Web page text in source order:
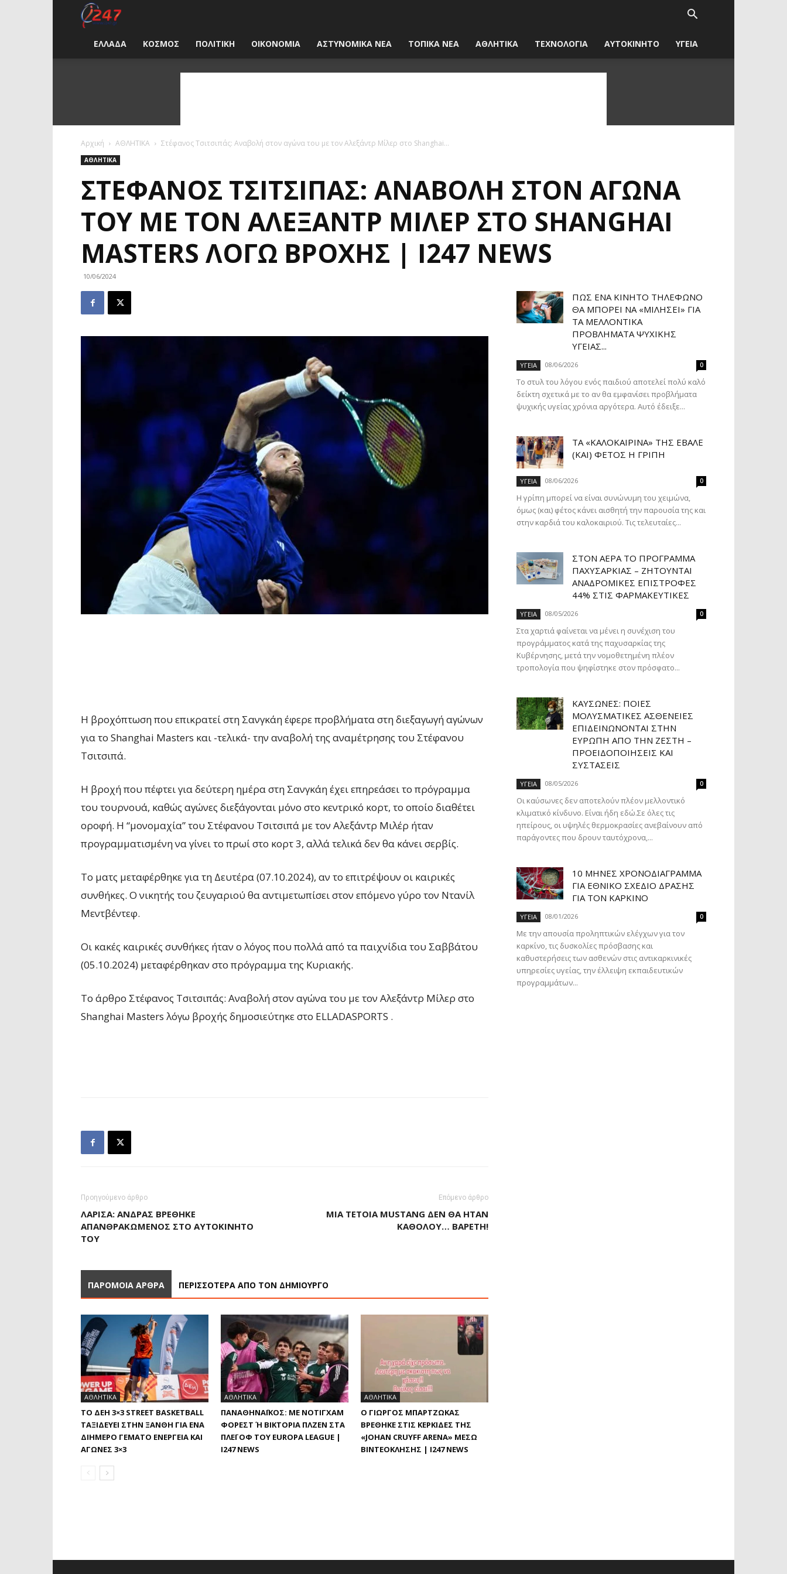
i247
News
ΕΛΛΑΔΑ ΚΟΣΜΟΣ ΠΟΛΙΤΙΚΗ ΟΙΚΟΝΟΜΙΑ ΑΣΤΥΝΟΜΙΚΑ ΝΕΑ ΤΟΠΙΚΑ ΝΕΑ ΑΘΛΗΤΙΚΑ ΤΕΧΝΟΛΟΓΙΑ ΑΥΤΟΚΙΝΗΤΟ ΥΓΕΙΑ
Αρχική ΑΘΛΗΤΙΚΑ Στέφανος Τσιτσιπάς: Αναβολή στον αγώνα του με τον Αλεξάντρ Μίλερ στο Shanghai...
ΑΘΛΗΤΙΚΑ
ΣΤΈΦΑΝΟΣ ΤΣΙΤΣΙΠΆΣ: ΑΝΑΒΟΛΉ ΣΤΟΝ ΑΓΏΝΑ
ΤΟΥ ΜΕ ΤΟΝ ΑΛΕΞΆΝΤΡ ΜΊΛΕΡ ΣΤΟ SHANGHAI
MASTERS ΛΌΓΩ ΒΡΟΧΉΣ | I247 NEWS
10/06/2024
Η βροχόπτωση που επικρατεί στη Σανγκάη έφερε προβλήματα στη διεξαγωγή αγώνων
για το Shanghai Masters και -τελικά- την αναβολή της αναμέτρησης του Στέφανου
Τσιτσιπά.
Η βροχή που πέφτει για δεύτερη ημέρα στη Σανγκάη έχει επηρεάσει το πρόγραμμα
του τουρνουά, καθώς αγώνες διεξάγονται μόνο στο κεντρικό κορτ, το οποίο διαθέτει
οροφή. Η “μονομαχία” του Στέφανου Τσιτσιπά με τον Αλεξάντρ Μιλέρ ήταν
προγραμματισμένη να γίνει το πρωίστο κορτ 3, αλλά τελικά δεν θα κάνει σερβίς.
Το ματς μεταφέρθηκε για τη Δευτέρα (07.10.2024), αν το επιτρέψουν οι καιρικές
συνθήκες. Ο νικητής του ζευγαριού θα αντιμετωπίσει στον επόμενο γύρο τον Ντανίλ
Μεντβέντεφ.
Οι κακές καιρικές συνθήκες ήταν ο λόγος που πολλά από τα παιχνίδια του Σαββάτου
(05.10.2024) μεταφέρθηκαν στο πρόγραμμα της Κυριακής.
To άρθρο Στέφανος Τσιτσιπάς: Αναβολή στον αγώνα του με τον Αλεξάντρ Μίλερ στο
Shanghai Masters λόγω βροχής δημοσιεύτηκε στο ELLADASPORTS .
Προηγούμενο άρθρο
ΛΆΡΙΣΑ: ΆΝΔΡΑΣ ΒΡΈΘΗΚΕ
ΑΠΑΝΘΡΑΚΩΜΈΝΟΣ ΣΤΟ ΑΥΤΟΚΊΝΗΤΌ
ΤΟΥ
Επόμενο άρθρο
ΜΙΑ ΤΈΤΟΙΑ MUSTANG ΔΕΝ ΘΑ ΉΤΑΝ
ΚΑΘΌΛΟΥ… ΒΑΡΕΤΉ!
ΠΑΡΟΜΟΙΑ ΑΡΘΡΑ ΠΕΡΙΣΣΟΤΕΡΑ ΑΠΟ ΤΟΝ ΔΗΜΙΟΥΡΓΟ
ΑΘΛΗΤΙΚΑ
ΤΟ ΔΕΗ 3×3 STREET BASKETBALL
ΤΑΞΙΔΕΎΕΙ ΣΤΗΝ ΞΆΝΘΗ ΓΙΑ ΈΝΑ
ΔΙΉΜΕΡΟ ΓΕΜΆΤΟ ΕΝΈΡΓΕΙΑ ΚΑΙ
ΑΓΏΝΕΣ 3×3
ΑΘΛΗΤΙΚΑ
ΠΑΝΑΘΗΝΑΪΚΌΣ: ΜΕ ΝΌΤΙΓΧΑΜ
ΦΌΡΕΣΤ Ή ΒΙΚΤΌΡΙΑ ΠΛΖΕΝ ΣΤΑ Π
ΛΈΙ ΟΦ ΤΟΥ EUROPA LEAGUE |
I247 NEWS
ΑΘΛΗΤΙΚΑ
Ο ΓΙΏΡΓΟΣ ΜΠΑΡΤΖΏΚΑΣ
ΒΡΈΘΗΚΕ ΣΤΙΣ ΚΕΡΚΊΔΕΣ ΤΗΣ
«JOHAN CRUYFF ARENA» ΜΈΣΩ
ΒΙΝΤΕΟΚΛΉΣΗΣ | I247 NEWS
ΠΏΣ ΈΝΑ ΚΙΝΗΤΌ ΤΗΛΈΦΩΝΟ
ΘΑ ΜΠΟΡΕΊ ΝΑ «ΜΙΛΉΣΕΙ» ΓΙΑ
ΤΑ ΜΕΛΛΟΝΤΙΚΆ
ΠΡΟΒΛΉΜΑΤΑ ΨΥΧΙΚΉΣ
ΥΓΕΊΑΣ...
ΥΓΕΙΑ 08/06/2026 0
Το στυλ του λόγου ενός παιδιού αποτελεί πολύ καλό
δείκτη σχετικά με το αν θα εμφανίσει προβλήματα
ψυχικής υγείας χρόνια αργότερα. Αυτό έδειξε...
ΤΑ «ΚΑΛΟΚΑΙΡΙΝΆ» ΤΗΣ ΈΒΑΛΕ
(ΚΑΙ) ΦΈΤΟΣ Η ΓΡΊΠΗ
ΥΓΕΙΑ 08/06/2026 0
Η γρίπη μπορεί να είναι συνώνυμη του χειμώνα,
όμως (και) φέτος κάνει αισθητή την παρουσία της και
στην καρδιά του καλοκαιριού. Τις τελευταίες...
ΣΤΟΝ ΑΈΡΑ ΤΟ ΠΡΌΓΡΑΜΜΑ
ΠΑΧΥΣΑΡΚΊΑΣ – ΖΗΤΟΎΝΤΑΙ
ΑΝΑΔΡΟΜΙΚΈΣ ΕΠΙΣΤΡΟΦΈΣ
44% ΣΤΙΣ ΦΑΡΜΑΚΕΥΤΙΚΈΣ
ΥΓΕΙΑ 08/05/2026 0
Στα χαρτιά φαίνεται να μένει η συνέχιση του
προγράμματος κατά της παχυσαρκίας της
Κυβέρνησης, μετά την νομοθετημένη πλέον
τροπολογία που ψηφίστηκε στον πρόσφατο...
ΚΑΎΣΩΝΕΣ: ΠΟΙΕΣ
ΜΟΛΥΣΜΑΤΙΚΈΣ ΑΣΘΈΝΕΙΕΣ
ΕΠΙΔΕΙΝΏΝΟΝΤΑΙ ΣΤΗΝ
ΕΥΡΏΠΗ ΑΠΌ ΤΗΝ ΖΈΣΤΗ –
ΠΡΟΕΙΔΟΠΟΙΉΣΕΙΣ ΚΑΙ
ΣΥΣΤΆΣΕΙΣ
ΥΓΕΙΑ 08/05/2026 0
Οι καύσωνες δεν αποτελούν πλέον μελλοντικό
κλιματικό κίνδυνο. Είναι ήδη εδώ.Σε όλες τις
ηπείρους, οι υψηλές θερμοκρασίες ανεβαίνουν από
παράγοντες που δρουν ταυτόχρονα,...
10 ΜΉΝΕΣ ΧΡΟΝΟΔΙΆΓΡΑΜΜΑ
ΓΙΑ ΕΘΝΙΚΌ ΣΧΈΔΙΟ ΔΡΆΣΗΣ
ΓΙΑ ΤΟΝ ΚΑΡΚΊΝΟ
ΥΓΕΙΑ 08/01/2026 0
Με την απουσία προληπτικών ελέγχων για τον
καρκίνο, τις δυσκολίες πρόσβασης και
καθυστερήσεις των ασθενών στις αντικαρκινικές
υπηρεσίες υγείας, την έλλειψη εκπαιδευτικών
προγραμμάτων...